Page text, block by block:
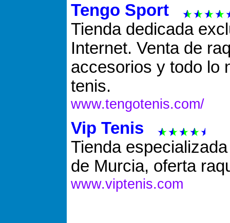
Tengo Sport
Tienda dedicada
Internet. Venta de
accesorios y todo lo
tenis.
www.tengotenis.com/
Vip Tenis
Tienda
de Murcia, oferta
www.viptenis.com